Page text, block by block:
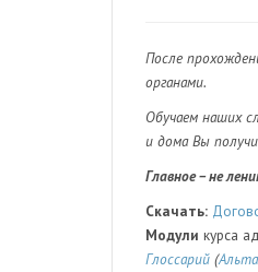
После
органами.
Обучаем наших
и дома Вы
Главное – не
Скачать:
Модули курса
Глоссарий (